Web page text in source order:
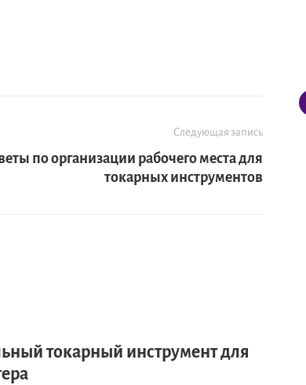
Следующая запись
по организации рабочего места для
токарных инструментов
токарный инструмент для